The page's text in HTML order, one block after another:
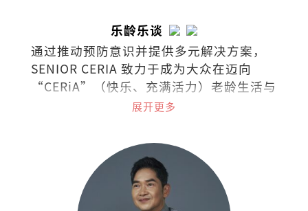
乐龄乐谈
通过推动预防意识并提供多元解决方案，
SENIOR CERIA 致力于成为大众在迈向
“CERiA”（快乐、充满活力）老龄生活与
照护之路上的伙伴。展开更多